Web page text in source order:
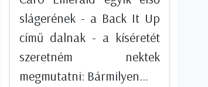
slágerének - a Back It Up
című dalnak - a kíséretét
szeretném nektek
megmutatni: Bármilyen...